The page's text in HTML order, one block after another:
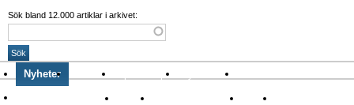
Sök bland 12.000 artiklar i arkivet:
Nyheter Krönikor Sport & spel Nyhetsbrev
Om Idrottens Affärer
Affärer I spåren av Corona Arena